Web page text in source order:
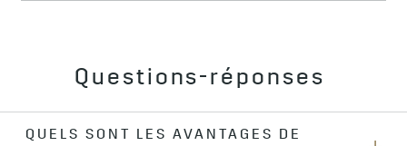
Questions-réponses
QUELS SONT LES AVANTAGES DE